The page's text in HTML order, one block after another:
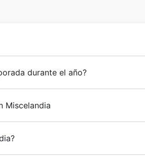
durante el año?
Miscelandia